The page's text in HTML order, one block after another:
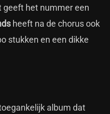
geeft het nummer een
heeft na de chorus ook
stukken en een dikke
album dat